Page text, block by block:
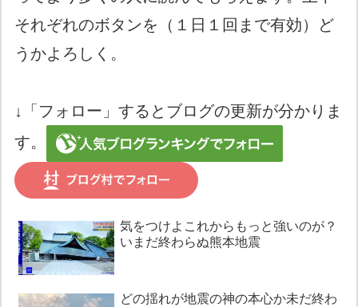
それぞれのボタンを（１日１回まで有効）ど
うかよろしく。
↓「フォロー」するとブログの更新が分かりま
す。
気をつけよこれからもっと強いのが？
いまだ終わらぬ熊本地震
どの揺れが地震の神の本心か未だ終わ